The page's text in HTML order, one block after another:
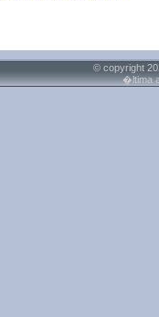
© copyright
�ltima